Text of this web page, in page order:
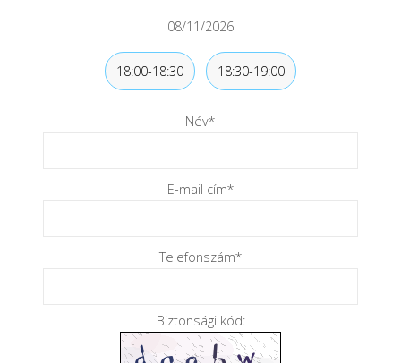
08/11/2026
18:00-18:30 18:30-19:00
Név*
E-mail cím*
Telefonszám*
Biztonsági kód: